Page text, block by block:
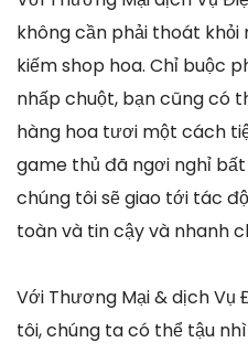
không cần phải thoát
kiếm shop hoa. Chỉ buộc
nhấp chuột, bạn cũng có
hàng hoa tươi một cách
game thủ đã ngơi nghỉ
chúng tôi sẽ giao tới tác
toàn và tin cậy và nhanh
Với Thương Mại & dịch Vụ
tôi, chúng ta có thể tậu